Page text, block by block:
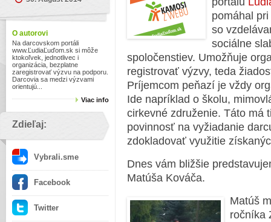
O autorovi
Na darcovskom portáli
www.ĽudiaĽuďom.sk si môže
ktokoľvek, jednotlivec i
organizácia, bezplatne
zaregistrovať výzvu na podporu.
Darcovia sa medzi výzvami
orientujú...
Viac info
Zdieľaj:
Vybrali.sme
Facebook
Twitter
pomáhal
so
sociálne
spoločenstiev. Umožňuje
registrovať výzvy, teda
Príjemcom peňazí je vždy
Ide napríklad o školu,
cirkevné združenie. Táto má
povinnosť na vyžiadanie
zdokladovať využitie
Dnes vám bližšie
Matúša Kováča.
Matúš
ročníka